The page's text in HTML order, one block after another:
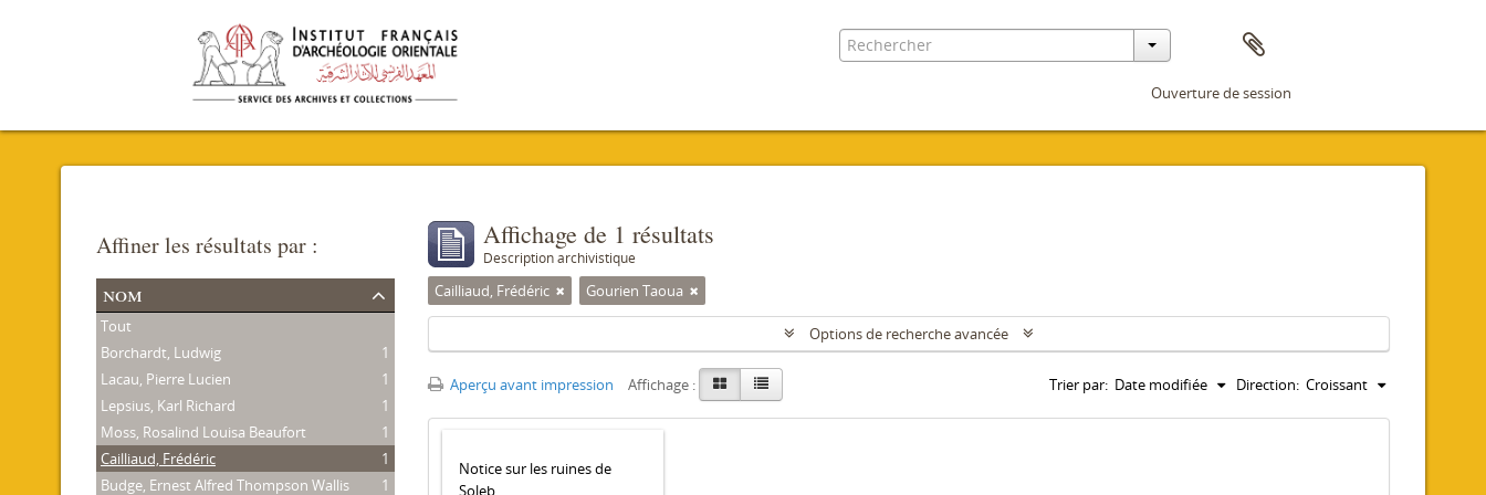
Ouverture de session
Affiner les résultats par :
nom
Tout
Borchardt, Ludwig
1
Lacau, Pierre Lucien
1
Lepsius, Karl Richard
1
Moss, Rosalind Louisa Beaufort
1
Cailliaud, Frédéric
1
Budge, Ernest Alfred Thompson Wallis
1
Affichage de 1 résultats
Description archivistique
Cailliaud, Frédéric Gourien Taoua
Options de recherche avancée
Aperçu avant impression Affichage : Trier par: Date modifiée Direction: Croissant
Notice sur les ruines de
Soleb